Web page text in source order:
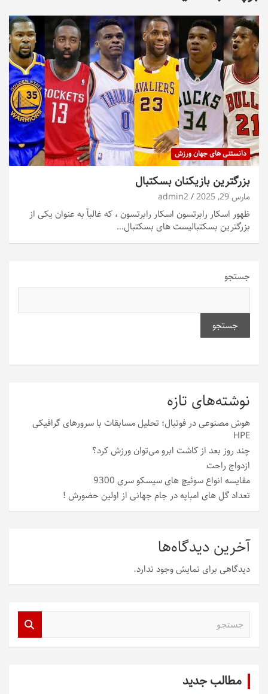
دانستنی های جهان ورزش
بزرگترین بازیکنان بسکتبال
مارس 29, 2025 admin2
ظهور اسکار رابرتسون اسکار رابرتسون ، که غالباً به عنوان یکی از
بزرگترین بسکتبالیست های بسکتبال…
جستجو
جستجو
نوشته‌های تازه
هوش مصنوعی در فوتبال؛ تحلیل مسابقات با سرورهای گرافیکی
HPE
چند روز بعد از کاشت ابرو می‌توان ورزش کرد؟
ازدواج راحت
مقایسه انواع سوئیچ های سیسکو سری 9300
تعداد گل های امباپه در جام جهانی از اولین حضورش !
آخرین دیدگاه‌ها
دیدگاهی برای نمایش وجود ندارد.
مطالب جدید